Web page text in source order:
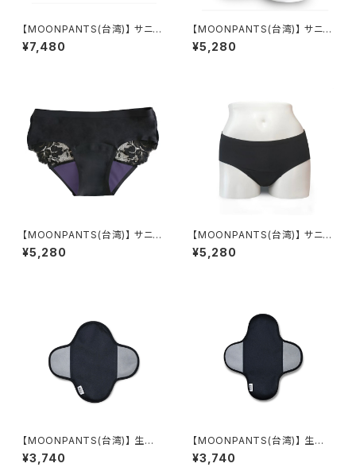
【MOONPANTS(台湾)】 サニタ
リーショーツ ムーンパンツハイ
ウエストブラック
¥7,480
【MOONPANTS(台湾)】 サニタ
リーショーツ ムーンパンツデイ
タイムピーチ(クロッチカラーパ
¥5,280
【MOONPANTS(台湾)】 サニタ
リーショーツ ムーンパンツデイ
タイムブラックレース（クロッチ
¥5,280
【MOONPANTS(台湾)】 サニタ
リーショーツ ムーンパンツデイ
タイムブラック(クロッチカラーブ
¥5,280
【MOONPANTS(台湾)】 生理
用ナプキン ムーンパッドブラッ
ク S
¥3,740
【MOONPANTS(台湾)】 生理
用ナプキン ムーンパッドブラッ
ク M
¥3,740